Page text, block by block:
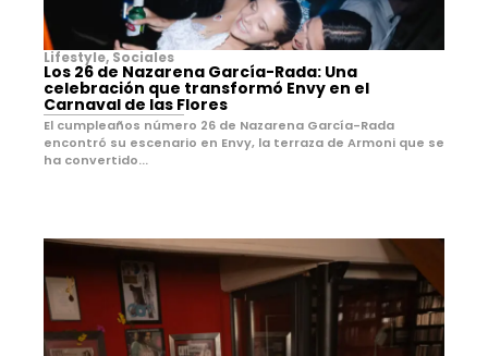
Lifestyle, Sociales
Los 26 de Nazarena García-Rada: Una
celebración que transformó Envy en el
Carnaval de las Flores
El cumpleaños número 26 de Nazarena García-Rada
encontró su escenario en Envy, la terraza de Armoni que se
ha convertido...